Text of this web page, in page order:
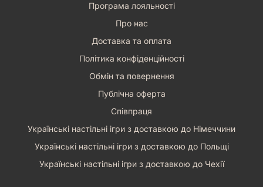
Програма лояльності
Про нас
Доставка та оплата
Політика конфіденційності
Обмін та повернення
Публічна оферта
Співпраця
Українські настільні ігри з доставкою до Німеччини
Українські настільні ігри з доставкою до Польщі
Українські настільні ігри з доставкою до Чехії